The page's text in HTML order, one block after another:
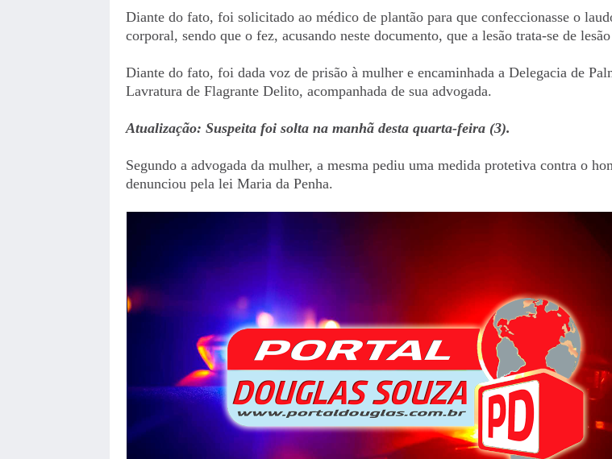
Diante do fato, foi solicitado ao médico de plantão para que confeccionasse o
corporal, sendo que o fez, acusando neste documento, que a lesão trata-se de
Diante do fato, foi dada voz de prisão à mulher e encaminhada a Delegacia de
Lavratura de Flagrante Delito, acompanhada de sua advogada.
Atualização: Suspeita foi solta na manhã desta quarta-feira (3).
Segundo a advogada da mulher, a mesma pediu uma medida protetiva contra o
denunciou pela lei Maria da Penha.